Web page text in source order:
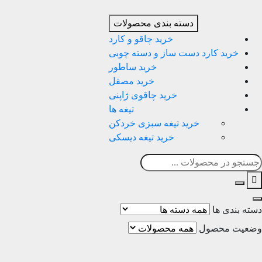
دسته بندی محصولات
خرید چاقو و کارد
خرید کارد دست ساز و دسته چوبی
خرید ساطور
خرید مصقل
خرید چاقوی ژاپنی
تیغه ها
خرید تیغه سبزی خردکن
خرید تیغه دیسکی
دسته بندی ها
وضعیت محصول